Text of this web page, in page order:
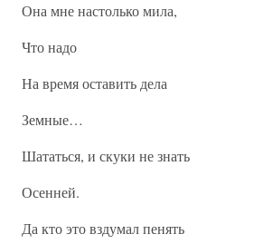
Она мне настолько мила,
Что надо
На время оставить дела
Земные…
Шататься, и скуки не знать
Осенней.
Да кто это вздумал пенять